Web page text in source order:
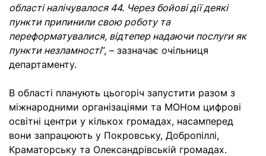
області налічувалося 44. Через бойові дії деякі
пункти припинили свою роботу та
переформатувалися, відтепер надаючи послуги як
пункти незламності”, – зазначає очільниця
департаменту.
В області планують цьогоріч запустити разом з
міжнародними організаціями та МОНом цифрові
освітні центри у кількох громадах, насамперед
вони запрацюють у Покровську, Добропіллі,
Краматорську та Олександрівській громадах.